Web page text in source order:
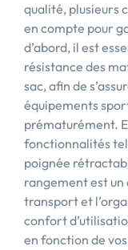
qualité, plusieurs
en compte pour
d’abord, il est
résistance des
sac, afin de
équipements
prématurément.
fonctionnalités
poignée
rangement est
transport et
confort
en fonction de